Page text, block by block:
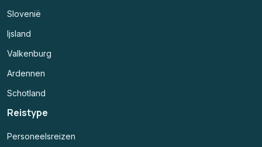
Slovenië
Ijsland
Valkenburg
Ardennen
Schotland
Reistype
Personeelsreizen